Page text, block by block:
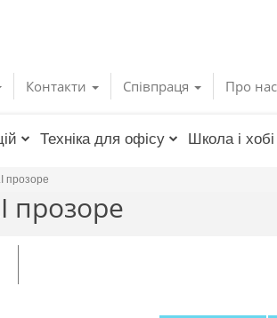
Контакти Співпраця Про нас
Техніка для офісу Школа і хобі
прозоре
прозоре